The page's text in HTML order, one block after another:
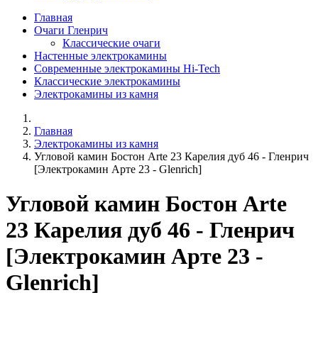
Главная
Очаги Гленрич
Классические очаги
Настенные электрокамины
Современные электрокамины Hi-Tech
Классические электрокамины
Электрокамины из камня
Главная
Электрокамины из камня
Угловой камин Бостон Arte 23 Карелия дуб 46 - Гленрич
[Электрокамин Арте 23 - Glenrich]
Угловой камин Бостон Arte
23 Карелия дуб 46 - Гленрич
[Электрокамин Арте 23 -
Glenrich]